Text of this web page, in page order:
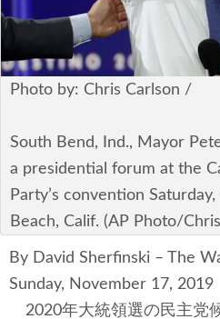
カルチャー
ポリシー
エネルギー・環境
サイバーセキュリテ
航空宇宙・防衛
国境・移民政策
Photo by: Chris Carlson /
South Bend, Ind., Mayor
a presidential forum at the
Party’s convention
Beach, Calif. (AP Photo/
By David Sherfinski – The
Sunday, November 17, 2019
2020年大統領選の民主党